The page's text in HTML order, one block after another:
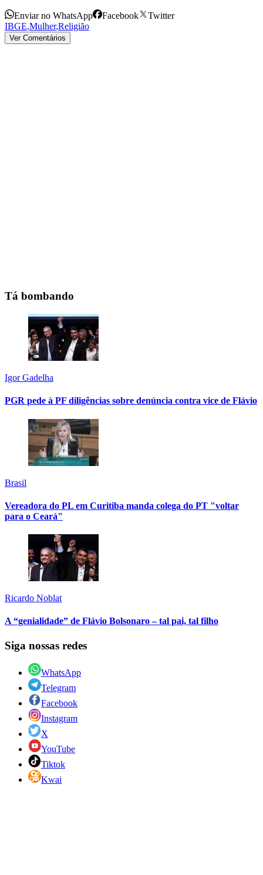
Enviar no WhatsApp Facebook
Twitter
IBGE,Mulher,Religião
Ver Comentários
Tá bombando
Igor Gadelha
PGR pede à PF diligências sobre denúncia contra vice de Flávio
Brasil
Vereadora do PL em Curitiba manda colega do PT "voltar
para o Ceará"
Ricardo Noblat
A “genialidade” de Flávio Bolsonaro – tal pai, tal filho
Siga nossas redes
WhatsApp
Telegram
Facebook
Instagram
X
YouTube
Tiktok
Kwai